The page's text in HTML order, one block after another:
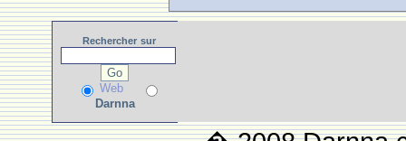
Rechercher sur
Web
Darnna